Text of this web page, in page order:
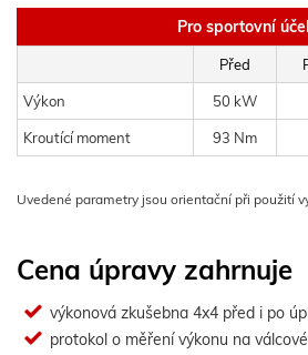
Pro sportovní
Před
Výkon 50 kW
Kroutící moment 93 Nm
Uvedené parametry jsou orientační při použití
Cena úpravy zahrnuje
výkonová zkušebna 4x4 před i po
protokol o měření výkonu na